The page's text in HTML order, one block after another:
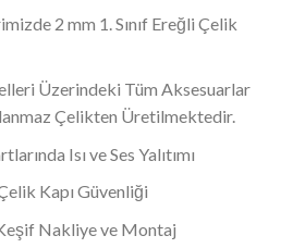
2 mm 1. Sınıf Ereğli Çelik
Üzerindeki Tüm Aksesuarlar
Çelikten Üretilmektedir.
Isı ve Ses Yalıtımı
Kapı Güvenliği
Nakliye ve Montaj